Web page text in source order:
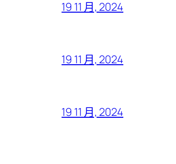
19 11 月, 2024
19 11 月, 2024
19 11 月, 2024